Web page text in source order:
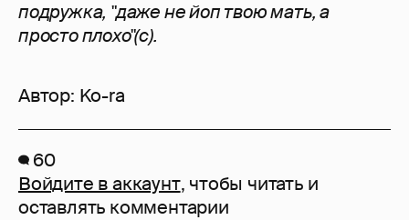
подружка, "даже не йоп твою мать, а
просто плохо"(с).
Автор: Ko-ra
60
Войдите в аккаунт, чтобы читать и
оставлять комментарии